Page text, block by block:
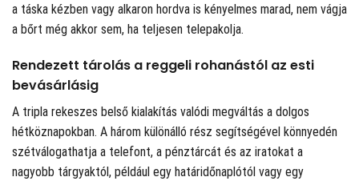
a táska kézben vagy alkaron hordva is kényelmes marad, nem vágja
a bőrt még akkor sem, ha teljesen telepakolja.
Rendezett tárolás a reggeli rohanástól az esti
bevásárlásig
A tripla rekeszes belső kialakítás valódi megváltás a dolgos
hétköznapokban. A három különálló rész segítségével könnyedén
szétválogathatja a telefont, a pénztárcát és az iratokat a
nagyobb tárgyaktól, például egy határidőnaplótól vagy egy